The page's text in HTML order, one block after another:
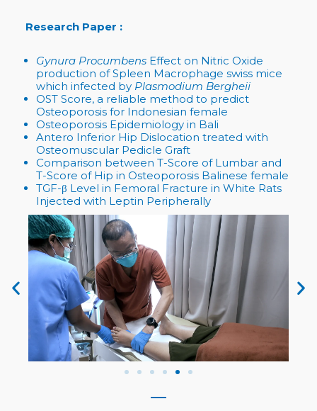
Research Paper :
Gynura Procumbens Effect on Nitric Oxide
production of Spleen Macrophage swiss mice
which infected by Plasmodium Bergheii
OST Score, a reliable method to predict
Osteoporosis for Indonesian female
Osteoporosis Epidemiology in Bali
Antero Inferior Hip Dislocation treated with
Osteomuscular Pedicle Graft
Comparison between T-Score of Lumbar and
T-Score of Hip in Osteoporosis Balinese female
TGF-β Level in Femoral Fracture in White Rats
Injected with Leptin Peripherally